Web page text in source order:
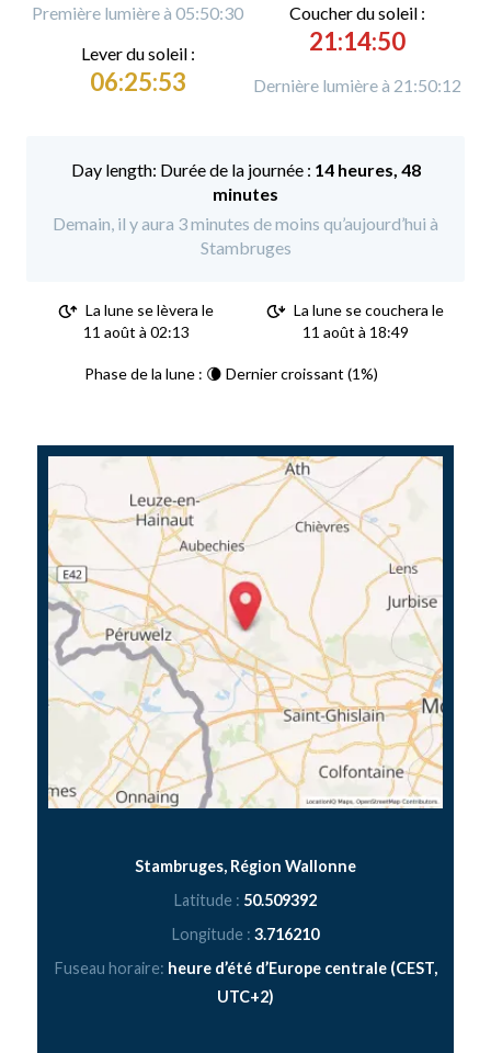
Première lumière à 05:50:30
Lever du soleil :
06:25:53
Coucher du soleil :
21:14:50
Dernière lumière à 21:50:12
Durée de la journée : 14 heures, 48
minutes
Demain, il y aura 3 minutes de moins qu’aujourd’hui à
Stambruges
La lune se lèvera le
11 août à 02:13
La lune se couchera le
11 août à 18:49
Phase de la lune : 🌘 Dernier croissant (1%)
Stambruges, Région Wallonne
Latitude : 50.509392
Longitude : 3.716210
Fuseau horaire: heure d’été d’Europe centrale (CEST,
UTC+2)